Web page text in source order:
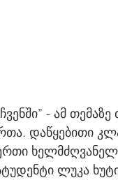
- ამ
დაწყებითი
ლუკა